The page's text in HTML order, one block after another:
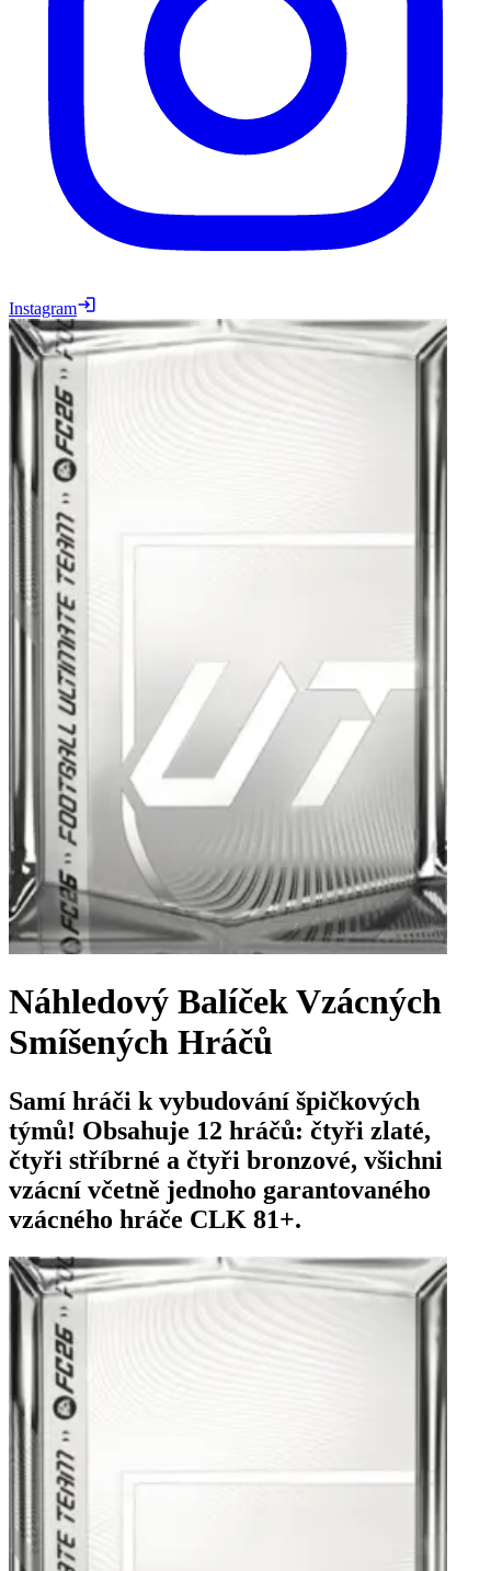
Instagram
Náhledový Balíček Vzácných
Smíšených Hráčů
Samí hráči k vybudování špičkových
týmů! Obsahuje 12 hráčů: čtyři zlaté,
čtyři stříbrné a čtyři bronzové, všichni
vzácní včetně jednoho garantovaného
vzácného hráče CLK 81+.